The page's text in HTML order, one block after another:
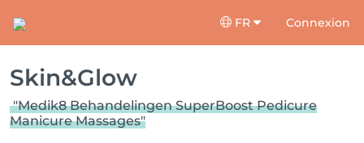
FR Connexion
Skin&Glow
"Medik8 Behandelingen SuperBoost Pedicure
Manicure Massages"